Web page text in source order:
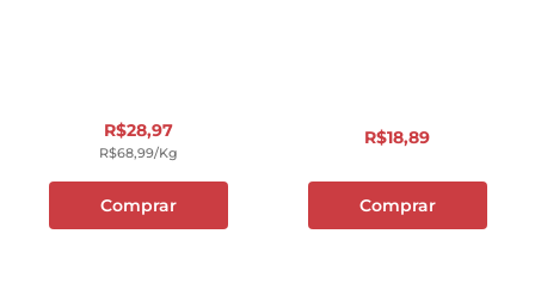
R$28,97
R$68,99/kg
Comprar
R$18,89
Comprar